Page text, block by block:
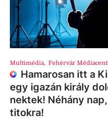
Multimédia, Fehérvár
Hamarosan itt a
egy igazán király
nektek! Néhány
titokra!